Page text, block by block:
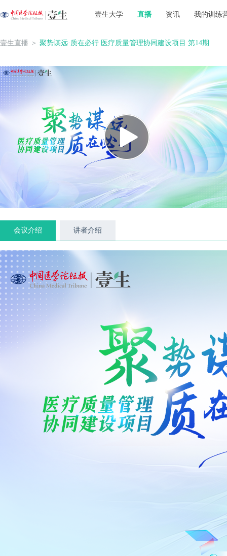
壹生大学 直播 资讯 我的训练
壹生直播 ＞ 聚势谋远·质在必行 医疗质量管理协同建设项目 第14期
会议介绍 讲者介绍